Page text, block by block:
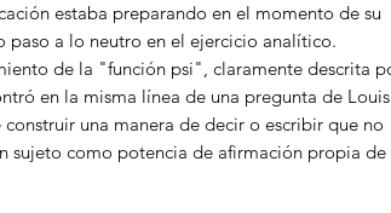
estaba preparando en el momento de su
paso a lo neutro en el ejercicio analítico.
de la "función psi", claramente descrita
en la misma línea de una pregunta de Louis
construir una manera de decir o escribir que no
sujeto como potencia de afirmación propia de